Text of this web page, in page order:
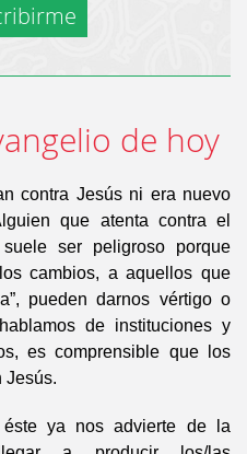
de hoy
contra Jesús ni era nuevo
que atenta contra el
ser peligroso porque
cambios, a aquellos que
pueden darnos vértigo o
de instituciones y
es comprensible que los
Jesús.
ya nos advierte de la